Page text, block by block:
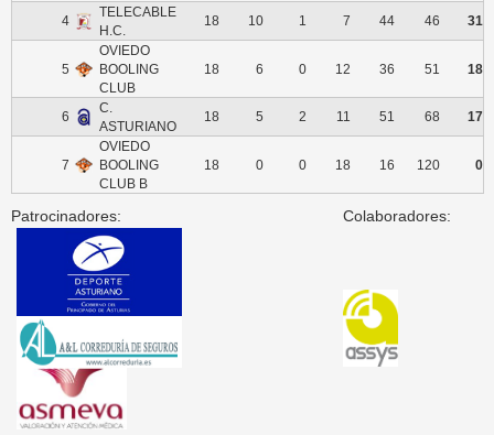
4
TELECABLE
H.C.
18 10 1 7 44 46 31
5
OVIEDO
BOOLING
CLUB
18 6 0 12 36 51 18
6
C.
ASTURIANO
18 5 2 11 51 68 17
7
OVIEDO
BOOLING
CLUB B
18 0 0 18 16 120 0
Patrocinadores: Colaboradores: